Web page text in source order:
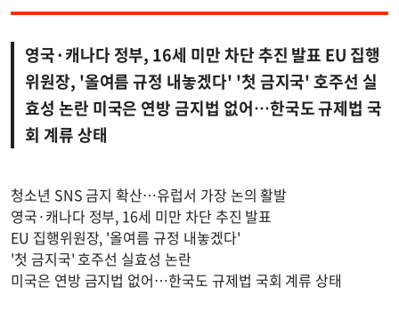
영국·캐나다 정부, 16세 미만 차단 추진 발표 EU 집행
위원장, '올여름 규정 내놓겠다' '첫 금지국' 호주선 실
효성 논란 미국은 연방 금지법 없어…한국도 규제법 국
회 계류 상태
청소년 SNS 금지 확산…유럽서 가장 논의 활발
영국·캐나다 정부, 16세 미만 차단 추진 발표
EU 집행위원장, '올여름 규정 내놓겠다'
'첫 금지국' 호주선 실효성 논란
미국은 연방 금지법 없어…한국도 규제법 국회 계류 상태